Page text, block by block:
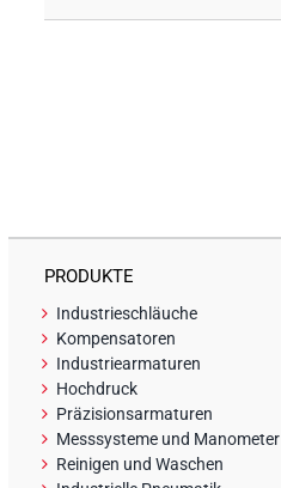
PRODUKTE
Industrieschläuche
Kompensatoren
Industriearmaturen
Hochdruck
Präzisionsarmaturen
Messsysteme und Manometer
Reinigen und Waschen